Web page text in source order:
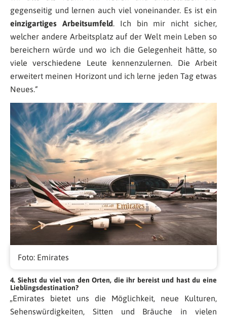
gegenseitig und lernen auch viel voneinander. Es ist ein
einzigartiges Arbeitsumfeld . Ich bin mir nicht sicher,
welcher andere Arbeitsplatz auf der Welt mein Leben so
bereichern würde und wo ich die Gelegenheit hätte, so
viele verschiedene Leute kennenzulernen. Die Arbeit
erweitert meinen Horizont und ich lerne jeden Tag etwas
Neues.“
Foto: Emirates
4. Siehst du viel von den Orten, die ihr bereist und hast du eine
Lieblingsdestination?
„Emirates bietet uns die Möglichkeit, neue Kulturen,
Sehenswürdigkeiten, Sitten und Bräuche in vielen